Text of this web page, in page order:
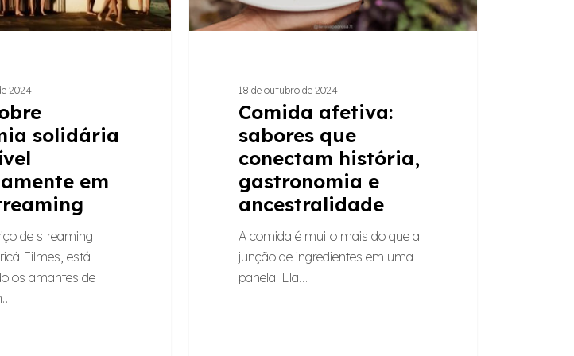
2024
solidária
em
de streaming
Filmes, está
os amantes de
ancestralidade
18 de outubro de 2024
Comida afetiva:
sabores que
conectam história,
gastronomia e
ancestralidade
A comida é muito mais do que a
junção de ingredientes em uma
panela. Ela…